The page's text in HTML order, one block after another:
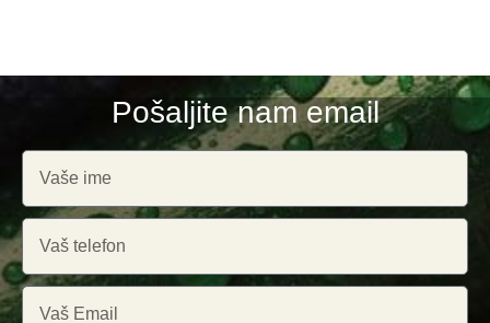
Pošaljite nam email